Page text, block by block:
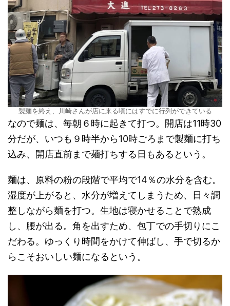
製麺を終え、川崎さんが店に来る頃にはすでに行列ができている
なので麺は、毎朝６時に起きて打つ。開店は11時30
分だが、いつも９時半から10時ごろまで製麺に打ち
込み、開店直前まで麺打ちする日もあるという。
麺は、原料の粉の段階で平均で14％の水分を含む。
湿度が上がると、水分が増えてしまうため、日々調
整しながら麺を打つ。生地は寝かせることで熟成
し、腰が出る。角を出すため、包丁での手切りにこ
だわる。ゆっくり時間をかけて伸ばし、手で切るか
らこそおいしい麺になるという。